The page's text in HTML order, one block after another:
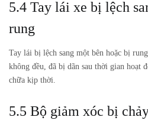
5.4 Tay lái xe bị lệch
rung
Tay lái bị lệch sang một bên hoặc bị
không đều, đã bị dãn sau thời gian hoạt
chữa kịp thời.
5.5 Bộ giảm xóc bị